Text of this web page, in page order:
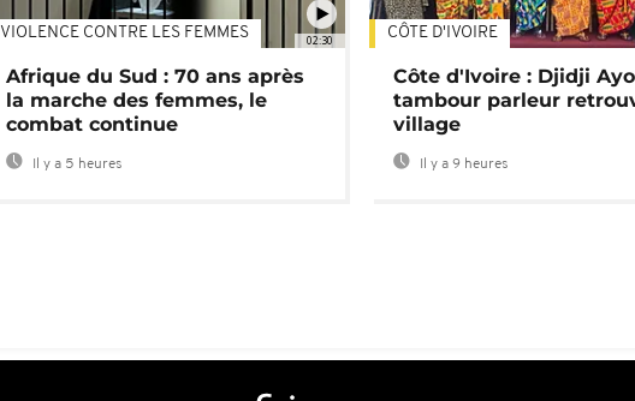
02:30
VIOLENCE CONTRE LES FEMMES
Afrique du Sud : 70 ans après
la marche des femmes, le
combat continue
Il y a 5 heures
CÔTE D'IVOIRE
Côte d'Ivoire : Djidji
tambour parleur
village
Il y a 9 heures